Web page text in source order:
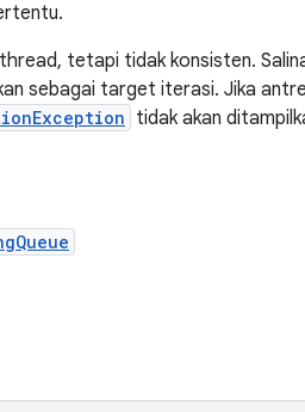
tetapi tidak konsisten.
sebagai target iterasi. Jika
tidak akan